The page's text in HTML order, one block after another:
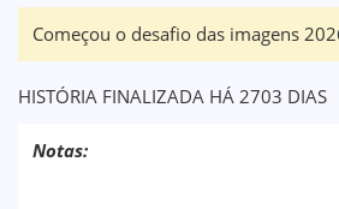
Começou o desafio das imagens
HISTÓRIA FINALIZADA HÁ 2703 DIAS
Notas: